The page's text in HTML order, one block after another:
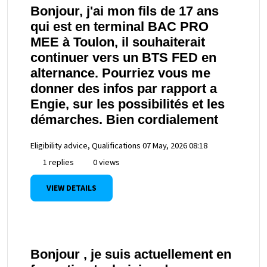
Bonjour, j'ai mon fils de 17 ans
qui est en terminal BAC PRO
MEE à Toulon, il souhaiterait
continuer vers un BTS FED en
alternance. Pourriez vous me
donner des infos par rapport a
Engie, sur les possibilités et les
démarches. Bien cordialement
Eligibility advice, Qualifications 07 May, 2026 08:18
1 replies
0 views
VIEW DETAILS
Bonjour , je suis actuellement en